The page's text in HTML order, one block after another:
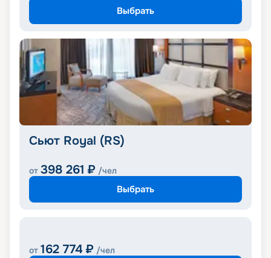
Выбрать
Сьют Royal (RS)
от 398 261 ₽ /чел
Выбрать
от 162 774 ₽ /чел